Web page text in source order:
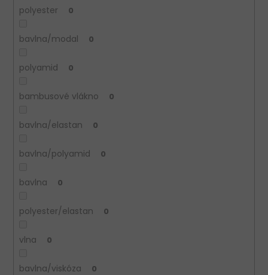
polyester 0
bavlna/modal 0
polyamid 0
bambusové vlákno 0
bavlna/elastan 0
bavlna/polyamid 0
bavlna 0
polyester/elastan 0
vlna 0
bavlna/viskóza 0